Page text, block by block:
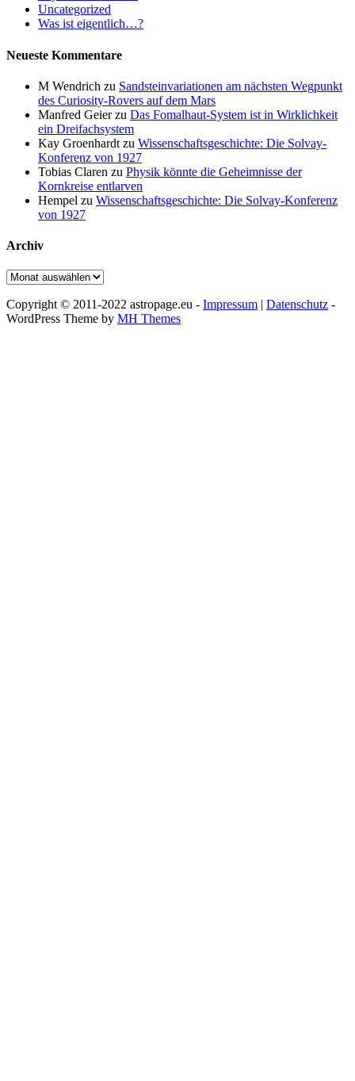
Uncategorized
Was ist eigentlich…?
Neueste Kommentare
M Wendrich zu Sandsteinvariationen am nächsten Wegpunkt
des Curiosity-Rovers auf dem Mars
Manfred Geierzu Das Fomalhaut-System ist in Wirklichkeit
ein Dreifachsystem
Kay Groenhardt zu Wissenschaftsgeschichte: Die Solvay-
Konferenz von 1927
Tobias Claren zu Physik könnte die Geheimnisse der
Kornkreise entlarven
Hempel zu Wissenschaftsgeschichte: Die Solvay-Konferenz
von 1927
Archiv
Archiv
Copyright © 2011-2022 astropage.eu - Impressum | Datenschutz -
WordPress Theme by MH Themes